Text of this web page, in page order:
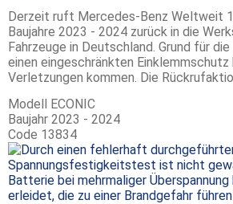
Derzeit ruft Mercedes-Benz Weltweit
Baujahre 2023 - 2024 zurück in die
Fahrzeuge in Deutschland. Grund für
einen eingeschränkten Einklemmschutz
Verletzungen kommen. Die
Modell ECONIC
Baujahr 2023 - 2024
Code 13834